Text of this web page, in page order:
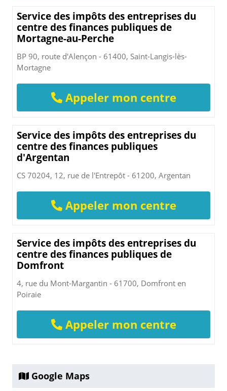
Service des impôts des entreprises du
centre des finances publiques de
Mortagne-au-Perche
BP 90, route d'Alençon - 61400, Saint-Langis-lès-
Mortagne
Appeler mon centre
Service des impôts des entreprises du
centre des finances publiques
d'Argentan
CS 70204, 12, rue de l'Entrepôt - 61200, Argentan
Appeler mon centre
Service des impôts des entreprises du
centre des finances publiques de
Domfront
4, rue du Mont-Margantin - 61700, Domfront en
Poiraie
Appeler mon centre
Google Maps